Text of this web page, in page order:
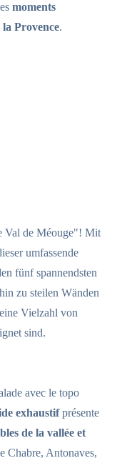
moments
la Provence.
Val de Méouge"! Mit
umfassende
fünf spannendsten
zu steilen Wänden
Vielzahl von
sind.
avec le topo
exhaustifprésente
de la vallée et
Chabre, Antonaves,